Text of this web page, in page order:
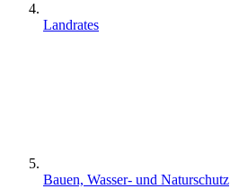
Landrates
Bauen, Wasser- und Naturschutz